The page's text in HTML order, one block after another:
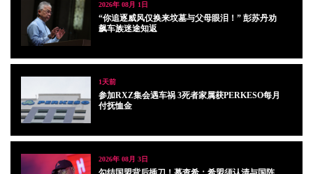
2026年 08月 1日
“你追逐威风仅换来坟墓与父母眼泪！” 彭苏丹劝
飙车族迷途知返
1天前
参加RXZ集会遇车祸 3死者家属获PERKESO每月
付抚恤金
2026年 08月 3日